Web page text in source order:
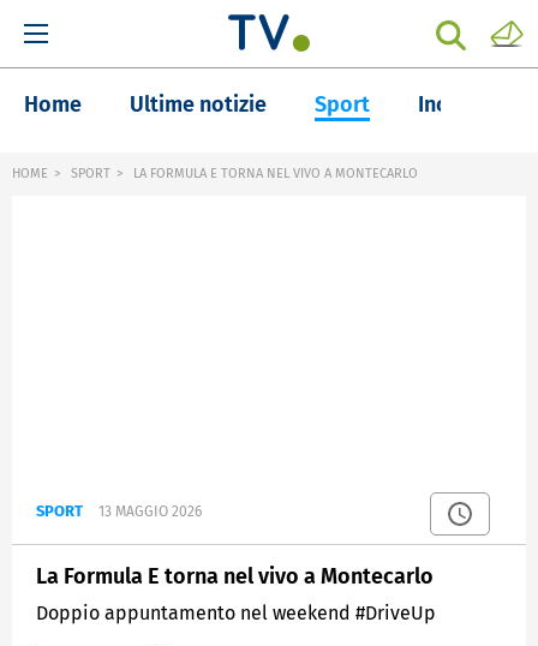
Home Ultime notizie Sport Inchieste
HOME SPORT LA FORMULA E TORNA NEL VIVO A MONTECARLO
SPORT 13 MAGGIO 2026
La Formula E torna nel vivo a Montecarlo
Doppio appuntamento nel weekend #DriveUp